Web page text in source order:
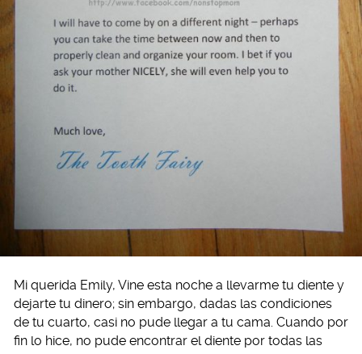
Mi querida Emily, Vine esta noche a llevarme tu diente y
dejarte tu dinero; sin embargo, dadas las condiciones
de tu cuarto, casi no pude llegar a tu cama. Cuando por
fin lo hice, no pude encontrar el diente por todas las